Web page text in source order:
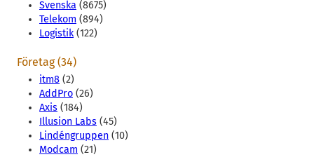
Svenska (8675)
Telekom (894)
Logistik(122)
Företag (34)
itm8 (2)
AddPro (26)
Axis (184)
Illusion Labs (45)
Lindéngruppen (10)
Modcam (21)